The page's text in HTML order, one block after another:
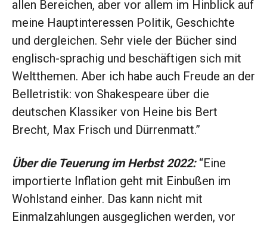
allen Bereichen, aber vor allem im Hinblick auf
meine Hauptinteressen Politik, Geschichte
und dergleichen. Sehr viele der Bücher sind
englisch-sprachig und beschäftigen sich mit
Weltthemen. Aber ich habe auch Freude an der
Belletristik: von Shakespeare über die
deutschen Klassiker von Heine bis Bert
Brecht, Max Frisch und Dürrenmatt.”
Über die Teuerung im Herbst 2022:“Eine
importierte Inflation geht mit Einbußen im
Wohlstand einher. Das kann nicht mit
Einmalzahlungen ausgeglichen werden, vor